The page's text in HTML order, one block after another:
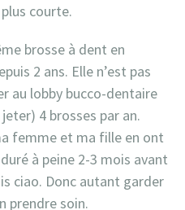
courte.
brosse à dent en
2 ans. Elle n’est pas
au lobby bucco-dentaire
4 brosses par an.
femme et ma fille en ont
à peine 2-3 mois avant
ciao. Donc autant garder
prendre soin.